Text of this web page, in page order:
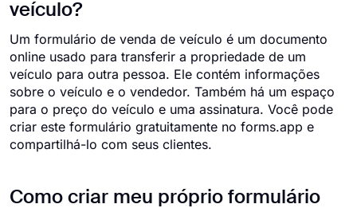
veículo?
Um formulário de venda de veículo é um documento
online usado para transferir a propriedade de um
veículo para outra pessoa. Ele contém informações
sobre o veículo e o vendedor. Também há um espaço
para o preço do veículo e uma assinatura. Você pode
criar este formulário gratuitamente no forms.app e
compartilhá-lo com seus clientes.
Como criar meu próprio formulário